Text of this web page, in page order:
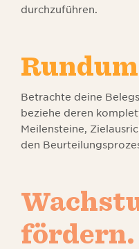
durchzuführen.
Betrachte deine
beziehe deren
Meilensteine,
den
fördern.